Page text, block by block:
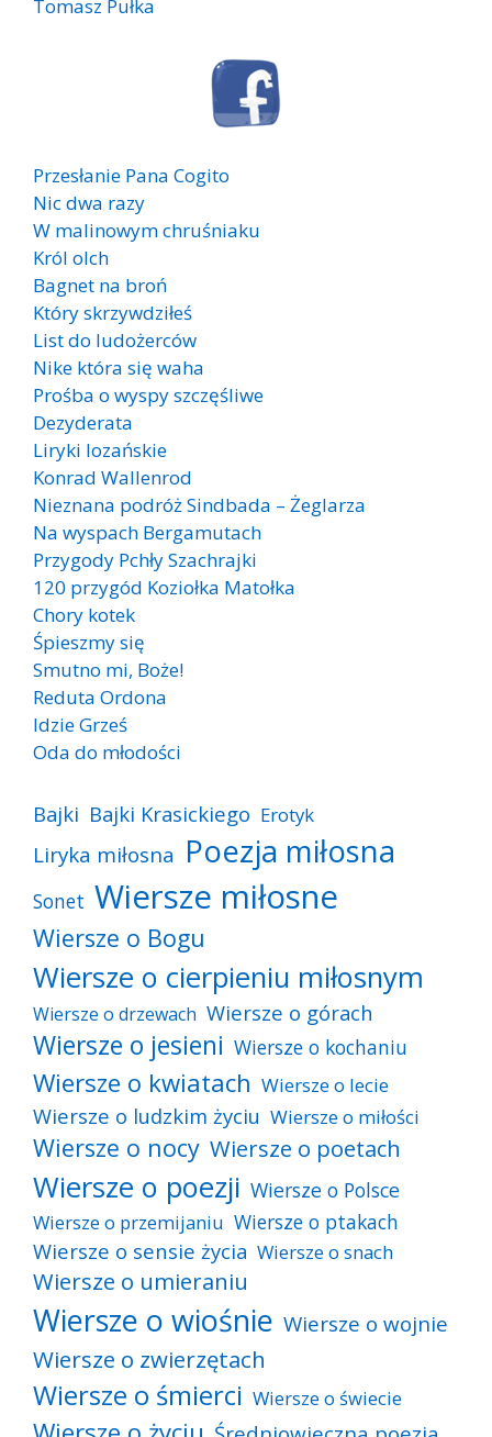
Tomasz Pułka
Przesłanie Pana Cogito
Nic dwa razy
W malinowym chruśniaku
Król olch
Bagnet na broń
Który skrzywdziłeś
List do ludożerców
Nike która się waha
Prośba o wyspy szczęśliwe
Dezyderata
Liryki lozańskie
Konrad Wallenrod
Nieznana podróż Sindbada – Żeglarza
Na wyspach Bergamutach
Przygody Pchły Szachrajki
120 przygód Koziołka Matołka
Chory kotek
Śpieszmy się
Smutno mi, Boże!
Reduta Ordona
Idzie Grześ
Oda do młodości
Bajki Bajki Krasickiego Erotyk
Liryka miłosna Poezja miłosna
Sonet Wiersze miłosne
Wiersze o Bogu
Wiersze o cierpieniu miłosnym
Wiersze o drzewach Wiersze o górach
Wiersze o jesieni Wiersze o kochaniu
Wiersze o kwiatach Wiersze o lecie
Wiersze o ludzkim życiu Wiersze o miłości
Wiersze o nocy Wiersze o poetach
Wiersze o poezji Wiersze o Polsce
Wiersze o przemijaniu Wiersze o ptakach
Wiersze o sensie życia Wiersze o snach
Wiersze o umieraniu
Wiersze o wiośnie Wiersze o wojnie
Wiersze o zwierzętach
Wiersze o śmierci Wiersze o świecie